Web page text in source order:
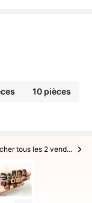
10 pièces
Afficher tous les 2 vendeurs